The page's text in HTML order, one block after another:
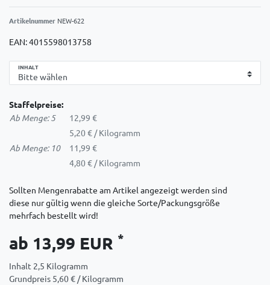
Artikelnummer NEW-622
EAN:4015598013758
INHALT
Staffelpreise:
Ab Menge: 5
12,99 €
5,20 € / Kilogramm
Ab Menge: 10
11,99 €
4,80 € / Kilogramm
Sollten Mengenrabatte am Artikel angezeigt werden sind
diese nur gültig wenn die gleiche Sorte/Packungsgröße
mehrfach bestellt wird!
ab 13,99 EUR *
Inhalt 2,5 Kilogramm
Grundpreis 5,60 € / Kilogramm